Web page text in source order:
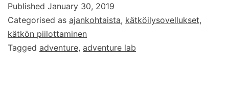
tekemään
omia
Adventure
Lab
Published January 30, 2019
Categorised as ajankohtaista, kätköilysovellukset,
kätkön piilottaminen
Tagged adventure, adventure lab